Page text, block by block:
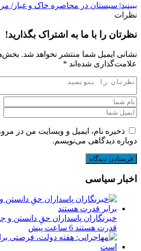
ببینید| سیستان در ‌محاصره خاک و غبار/
نظرات
نظرتان را با ما به اشتراک بگذارید!
نشانی ایمیل شما منتشر نخواهد شد.
علامت‌گذاری شده‌اند *
ذخیره نام، ایمیل و وبسایت من در
دوباره دیدگاهی می‌نویسم.
اخبار سیاسی
‏خبرنگاران پاسداران حقِ دانستن و
قدرت هستند 6 ساعت پیش